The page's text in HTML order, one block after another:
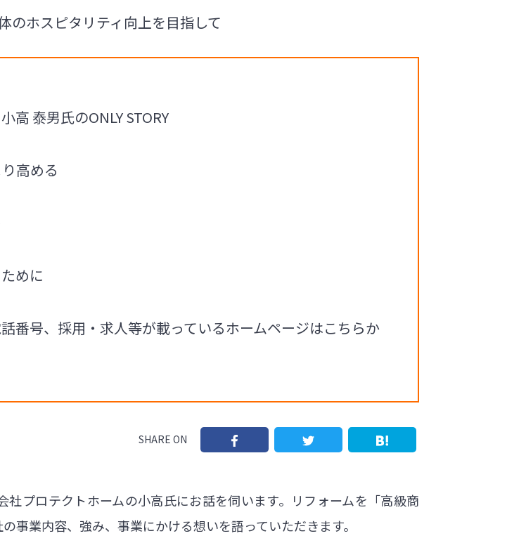
のホスピタリティ向上を目指して
泰男氏のONLY STORY
高める
めに
番号、採用・求人等が載っているホームページはこちらか
SHARE ON
プロテクトホームの小高氏にお話を伺います。リフォームを「高級商
事業内容、強み、事業にかける想いを語っていただきます。